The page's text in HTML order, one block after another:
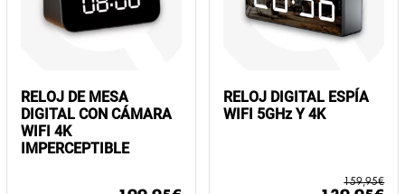
RELOJ DE MESA
DIGITAL CON CÁMARA
WIFI 4K
IMPERCEPTIBLE
RELOJ DIGITAL ESPÍA
WIFI 5GHz Y 4K
159,95€